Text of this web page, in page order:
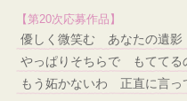
【第20次応募作品】
優しく微笑む あなたの遺影
やっぱりそちらで もててる
もう妬かないわ 正直に言っ